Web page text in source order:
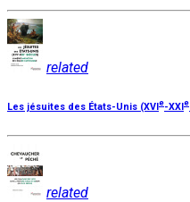
related
Les jésuites des États-Unis (XVIe-XXIe
related